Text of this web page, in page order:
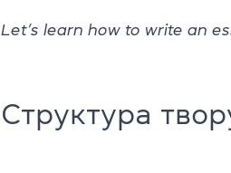
Let’s learn how to write an
Структура